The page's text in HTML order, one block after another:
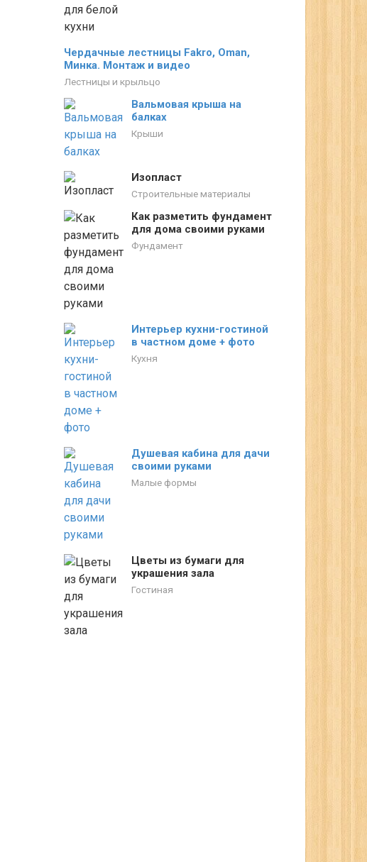
Чердачные лестницы Fakro, Oman,
Минка. Монтаж и видео
Лестницы и крыльцо
Вальмовая крыша на
балках
Крыши
Изопласт
Строительные материалы
Как разметить фундамент
для дома своими руками
Фундамент
Интерьер кухни-гостиной
в частном доме + фото
Кухня
Душевая кабина для дачи
своими руками
Малые формы
Цветы из бумаги для
украшения зала
Гостиная